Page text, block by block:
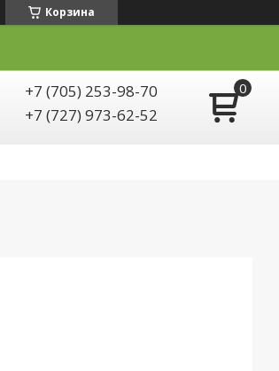
Корзина
+7 (705) 253-98-70
+7 (727) 973-62-52